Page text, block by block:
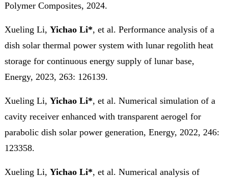
Polymer Composites, 2024.
Xueling Li, Yichao Li*, et al. Performance analysis of a
dish solar thermal power system with lunar regolith heat
storage for continuous energy supply of lunar base,
Energy, 2023, 263: 126139.
Xueling Li, Yichao Li*, et al. Numerical simulation of a
cavity receiver enhanced with transparent aerogel for
parabolic dish solar power generation, Energy, 2022, 246:
123358.
Xueling Li, Yichao Li*, et al. Numerical analysis of